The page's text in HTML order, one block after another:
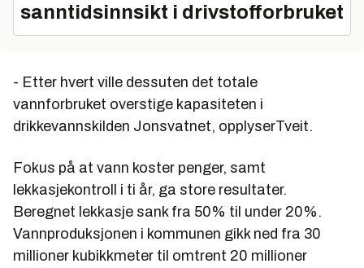
sanntidsinnsikt i drivstofforbruket
- Etter hvert ville dessuten det totale
vannforbruket overstige kapasiteten i
drikkevannskilden Jonsvatnet, opplyserTveit.
Fokus på at vann koster penger, samt
lekkasjekontroll i ti år, ga store resultater.
Beregnet lekkasje sank fra 50% til under 20%.
Vannproduksjonen i kommunen gikk ned fra 30
millioner kubikkmeter til omtrent 20 millioner